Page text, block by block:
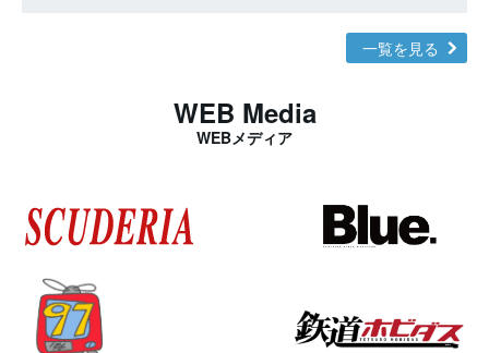
一覧を見る
WEB Media
WEBメディア